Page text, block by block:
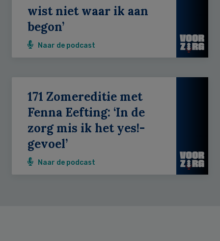
wist niet waar ik aan
begon’
Naar de podcast
171 Zomereditie met
Fenna Eefting: ‘In de
zorg mis ik het yes!-
gevoel’
Naar de podcast